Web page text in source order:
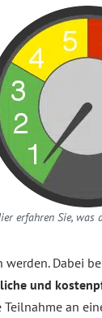
erfahren Sie, was
werden. Dabei
und
an